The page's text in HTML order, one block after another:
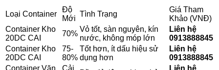
Loại Container
Độ
Mới
Tình Trạng
Giá Tham
Khảo (VNĐ)
Container Kho
20DC CAI
70%
Vỏ tốt, sàn nguyên, kín
nước, không móp lớn
Liên hệ
0913888845
Container Kho
20DC CAI
75-
80%
Tốt hơn, ít dấu hiệu sử
dụng hơn
Liên hệ
0913888845